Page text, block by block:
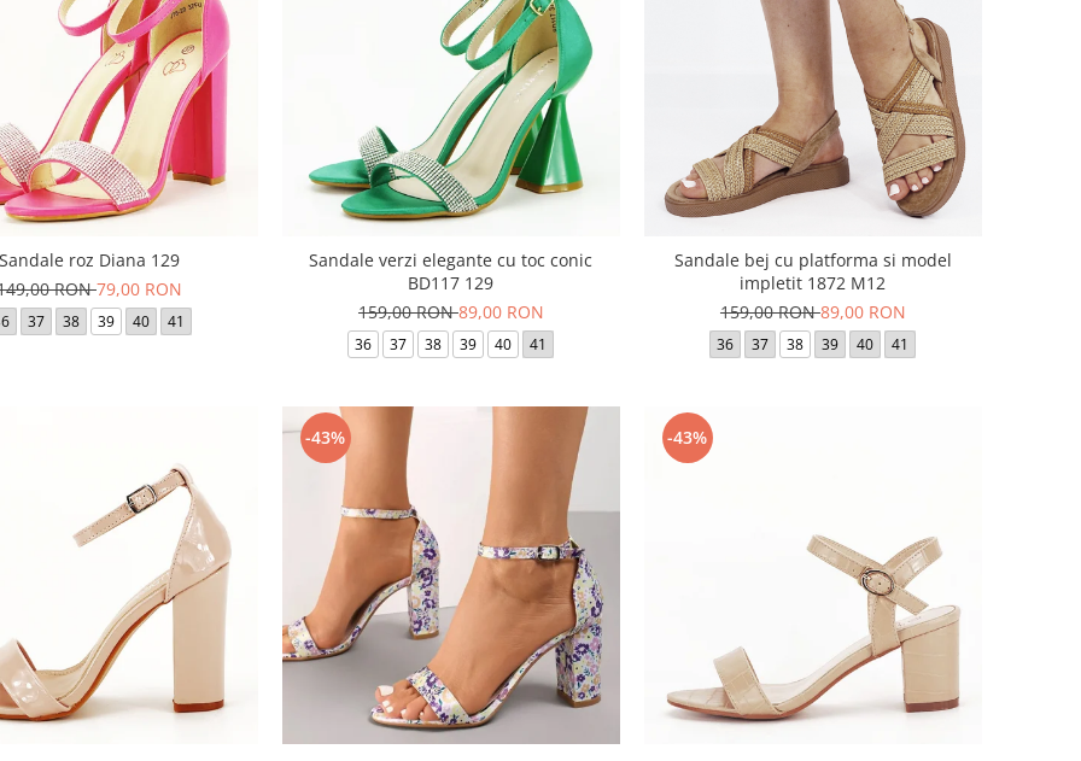
roz Diana 129
RON79,00 RON
37 38 39 40 41
Sandale verzi elegante cu toc conic
BD117 129
159,00 RON89,00 RON
36 37 38 39 40 41
Sandale bej cu platforma si model
impletit 1872 M12
159,00 RON89,00 RON
36 37 38 39 40 41
-43% -43%